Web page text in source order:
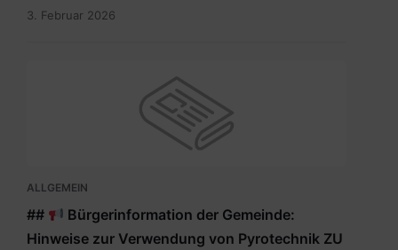
3. Februar 2026
ALLGEMEIN
##
Bürgerinformation der Gemeinde:
Hinweise zur Verwendung von Pyrotechnik ZU